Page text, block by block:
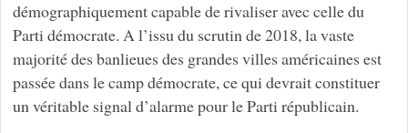
démographiquement capable de rivaliser avec celle du
Parti démocrate. A l’issu du scrutin de 2018, la vaste
majorité des banlieues des grandes villes américaines est
passée dans le camp démocrate, ce qui devrait constituer
un véritable signal d’alarme pour le Parti républicain.